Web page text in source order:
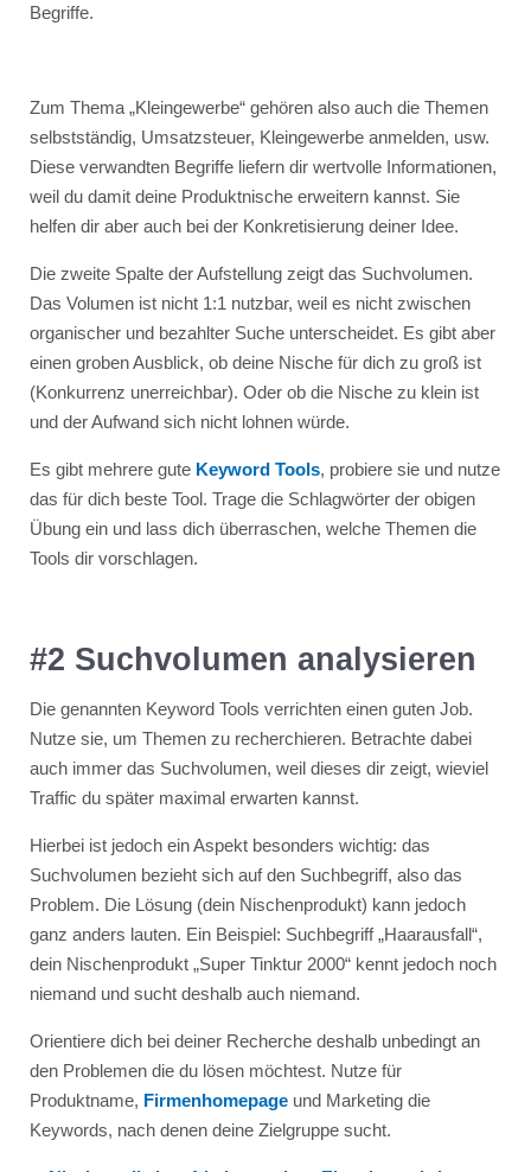
Begriffe.
Zum Thema „Kleingewerbe“ gehören also auch die Themen
selbstständig, Umsatzsteuer, Kleingewerbe anmelden, usw.
Diese verwandten Begriffe liefern dir wertvolle Informationen,
weil du damit deine Produktnische erweitern kannst. Sie
helfen dir aber auch bei der Konkretisierung deiner Idee.
Die zweite Spalte der Aufstellung zeigt das Suchvolumen.
Das Volumen ist nicht 1:1 nutzbar, weil es nicht zwischen
organischer und bezahlter Suche unterscheidet. Es gibt aber
einen groben Ausblick, ob deine Nische für dich zu groß ist
(Konkurrenz unerreichbar). Oder ob die Nische zu klein ist
und der Aufwand sich nicht lohnen würde.
Es gibt mehrere gute Keyword Tools, probiere sie und nutze
das für dich beste Tool. Trage die Schlagwörter der obigen
Übung ein und lass dich überraschen, welche Themen die
Tools dir vorschlagen.
#2 Suchvolumen analysieren
Die genannten Keyword Tools verrichten einen guten Job.
Nutze sie, um Themen zu recherchieren. Betrachte dabei
auch immer das Suchvolumen, weil dieses dir zeigt, wieviel
Traffic du später maximal erwarten kannst.
Hierbei ist jedoch ein Aspekt besonders wichtig: das
Suchvolumen bezieht sich auf den Suchbegriff, also das
Problem. Die Lösung (dein Nischenprodukt) kann jedoch
ganz anders lauten. Ein Beispiel: Suchbegriff „Haarausfall“,
dein Nischenprodukt „Super Tinktur 2000“ kennt jedoch noch
niemand und sucht deshalb auch niemand.
Orientiere dich bei deiner Recherche deshalb unbedingt an
den Problemen die du lösen möchtest. Nutze für
Produktname, Firmenhomepageund Marketing die
Keywords, nach denen deine Zielgruppe sucht.